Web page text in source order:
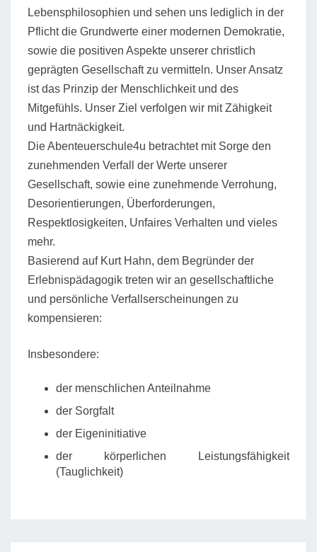
Lebensphilosophien und sehen uns lediglich in der
Pflicht die Grundwerte einer modernen Demokratie,
sowie die positiven Aspekte unserer christlich
geprägten Gesellschaft zu vermitteln. Unser Ansatz
ist das Prinzip der Menschlichkeit und des
Mitgefühls. Unser Ziel verfolgen wir mit Zähigkeit
und Hartnäckigkeit.
Die Abenteuerschule4u betrachtet mit Sorge den
zunehmenden Verfall der Werte unserer
Gesellschaft, sowie eine zunehmende Verrohung,
Desorientierungen, Überforderungen,
Respektlosigkeiten, Unfaires Verhalten und vieles
mehr.
Basierend auf Kurt Hahn, dem Begründer der
Erlebnispädagogik treten wir an gesellschaftliche
und persönliche Verfallserscheinungen zu
kompensieren:
Insbesondere:
der menschlichen Anteilnahme
der Sorgfalt
der Eigeninitiative
der körperlichen Leistungsfähigkeit
(Tauglichkeit)